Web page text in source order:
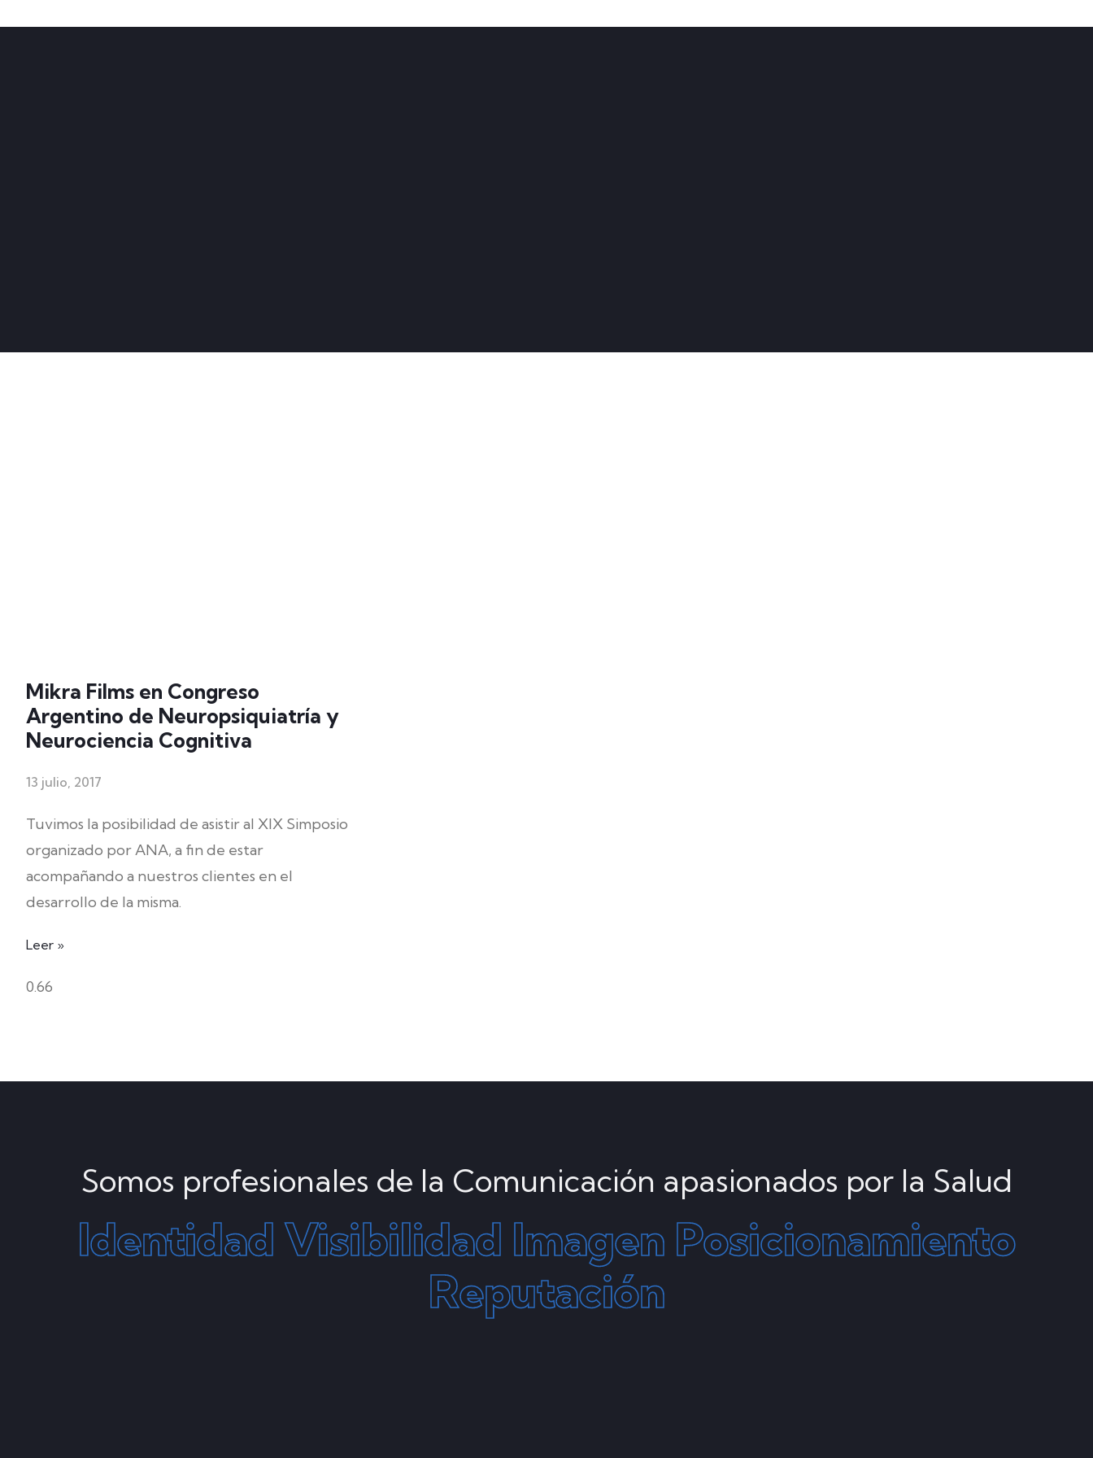
Mikra Films en Congreso
Argentino de Neuropsiquiatría y
Neurociencia Cognitiva
13 julio, 2017
Tuvimos la posibilidad de asistir al XIX Simposio
organizado por ANA, a fin de estar
acompañando a nuestros clientes en el
desarrollo de la misma.
Leer »
Somos profesionales de la Comunicación apasionados por la Salud
IdentidadVisibilidad Imagen Posicionamiento
Reputación